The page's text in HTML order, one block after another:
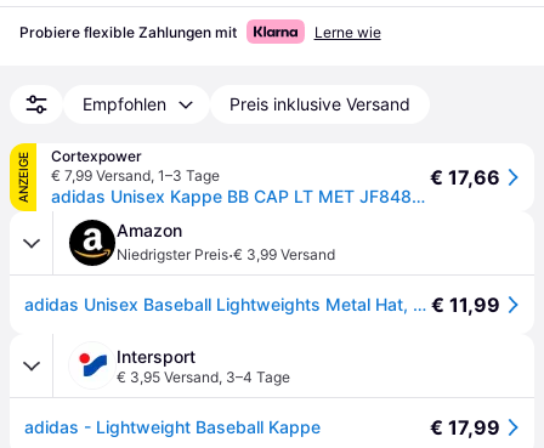
Probiere flexible Zahlungen mit Lerne wie
Empfohlen Preis inklusive Versand
ANZEIGE
Cortexpower
€ 7,99 Versand, 1–3 Tage
adidas Unisex Kappe BB CAP LT MET JF8484 Kinder - White - Kinder
€ 17,66
Amazon
Niedrigster Preis·€ 3,99 Versand
adidas Unisex Baseball Lightweights Metal Hat, White, XXS-XS € 11,99
Intersport
€ 3,95 Versand, 3–4 Tage
adidas - Lightweight Baseball Kappe € 17,99